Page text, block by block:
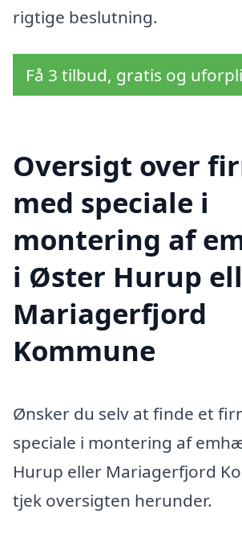
rigtige beslutning.
Få 3 tilbud, gratis og
Oversigt over
med speciale i
montering af
i Øster Hurup
Mariagerfjord
Kommune
Ønsker du selv at finde et
speciale i montering af
Hurup eller Mariagerfjord
tjek oversigten herunder.